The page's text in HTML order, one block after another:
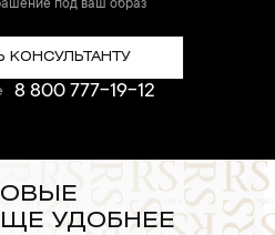
под ваш образ
КОНСУЛЬТАНТУ
8 800 777-19-12
УДОБНЕЕ